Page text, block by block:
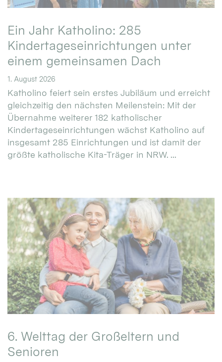
Ein Jahr Katholino: 285
Kindertageseinrichtungen unter
einem gemeinsamen Dach
1. August 2026
Katholino feiert sein erstes Jubiläum und erreicht
gleichzeitig den nächsten Meilenstein: Mit der
Übernahme weiterer 182 katholischer
Kindertageseinrichtungen wächst Katholino auf
insgesamt 285 Einrichtungen und ist damit der
größte katholische Kita-Träger in NRW. ...
6. Welttag der Großeltern und
Senioren